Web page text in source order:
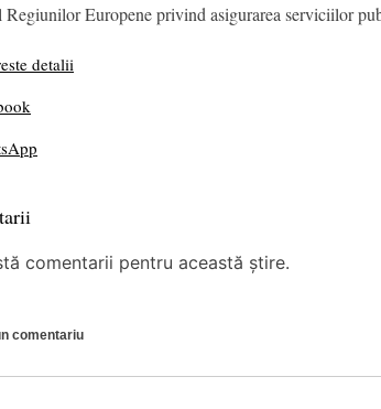
Regiunilor Europene privind asigurarea serviciilor
detalii
comentarii pentru această știre.
comentariu